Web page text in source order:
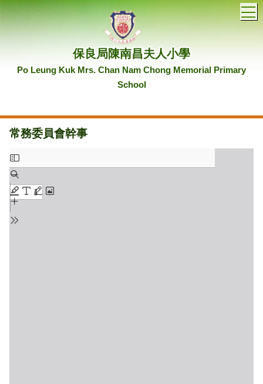
保良局陳南昌夫人小學
Po Leung Kuk Mrs. Chan Nam Chong Memorial Primary
School
常務委員會幹事